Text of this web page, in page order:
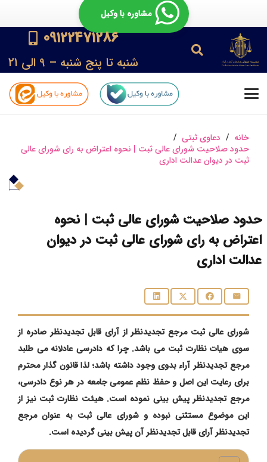
مشاوره با وکیل
09122471286
شنبه تا پنج شنبه – 9 الی 21
خانه / دعاوی ثبتی /
حدود صلاحیت شورای عالی ثبت | نحوه اعتراض به رای شورای عالی
ثبت در دیوان عدالت اداری
حدود صلاحیت شورای عالی ثبت | نحوه
اعتراض به رای شورای عالی ثبت در دیوان
عدالت اداری
شورای عالی ثبت مرجع تجدیدنظر از آرای قابل تجدیدنظر صادره از
سوی هیات نظارت ثبت می باشد. چرا که دادرسی عادلانه می ‌طلبد
مرجع تجدیدنظر آراء بدوی وجود داشته باشد؛ لذا قانون ‌گذار محترم
برای رعایت این اصل و حفظ نظم عمومی جامعه در هر نوع دادرسی،
مرجع تجدیدنظر پیش ‌بینی نموده است. هیئت نظارت ثبت نیز از
این موضوع مستثنی نبوده و شورای عالی ثبت به‌ عنوان مرجع
تجدیدنظر آرای قابل تجدیدنظر آن پیش ‌بینی گردیده است.